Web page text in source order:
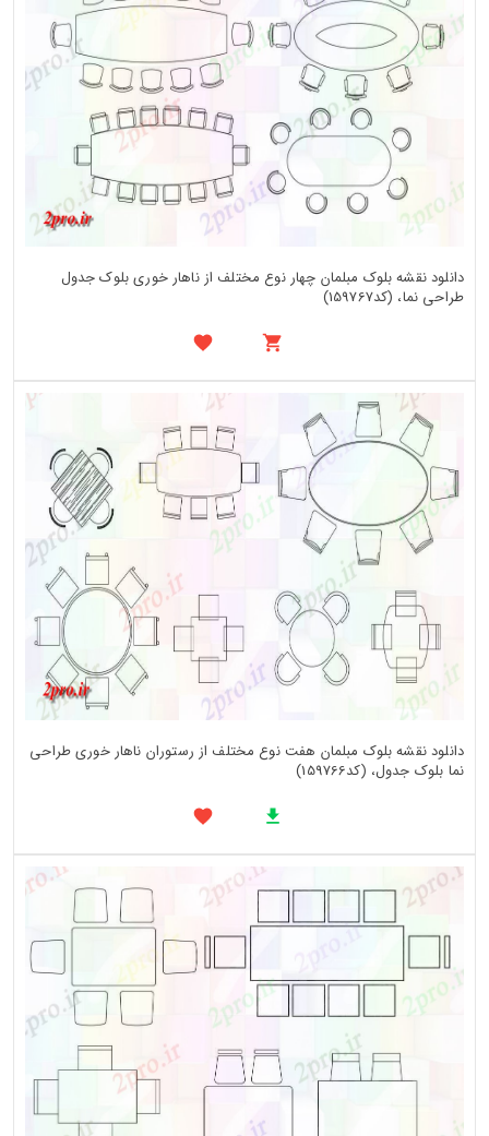
دانلود نقشه بلوک مبلمان چهار نوع مختلف از ناهار خوری بلوک جدول
طراحی نما، (کد159767)
دانلود نقشه بلوک مبلمان هفت نوع مختلف از رستوران ناهار خوری طراحی
نما بلوک جدول، (کد159766)